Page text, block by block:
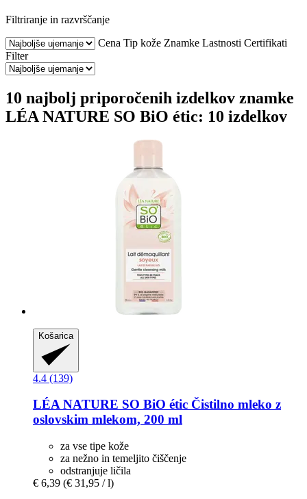
Filtriranje in razvrščanje
Cena Tip kože Znamke Lastnosti Certifikati
Filter
10 najbolj priporočenih izdelkov znamke
LÉA NATURE SO BiO étic: 10 izdelkov
Košarica
4.4 (139)
LÉA NATURE SO BiO étic Čistilno mleko z
oslovskim mlekom, 200 ml
za vse tipe kože
za nežno in temeljito čiščenje
odstranjuje ličila
€ 6,39 (€ 31,95 / l)